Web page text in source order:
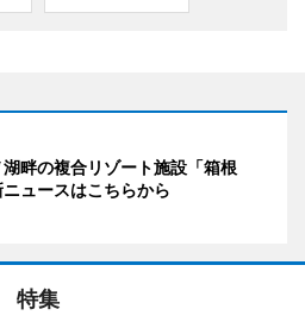
畔の複合リゾート施設「箱根
ュースはこちらから
特集